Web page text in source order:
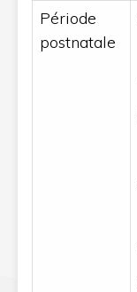
Période
postnatale